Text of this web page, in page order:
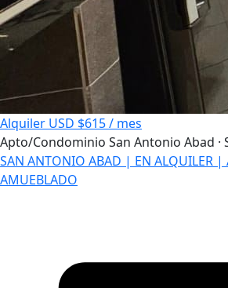
Alquiler USD $615 / mes
Apto/Condominio San Antonio Abad ·
SAN ANTONIO ABAD | EN ALQUILER |
AMUEBLADO